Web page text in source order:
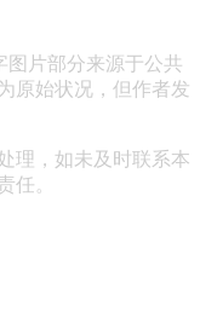
片部分来源于公共
原始状况，但作者发
理，如未及时联系本
任。